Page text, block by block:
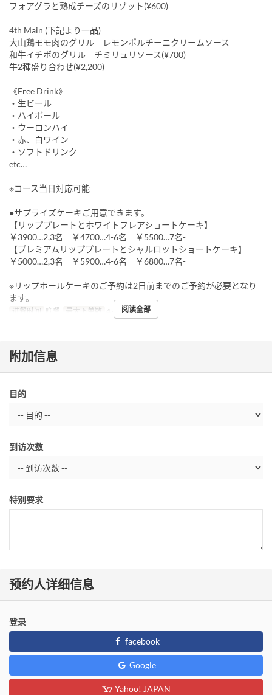
フォアグラと熟成チーズのリゾット(¥600)
4th Main (下記より一品)
大山鶏モモ肉のグリル レモンポルチーニクリームソース
和牛イチボのグリル チミリュリソース(¥700)
牛2種盛り合わせ(¥2,200)
《Free Drink》
・生ビール
・ハイボール
・ウーロンハイ
・赤、白ワイン
・ソフトドリンク
etc…
※コース当日対応可能
●サプライズケーキご用意できます。
【リッププレートとホワイトフレアショートケーキ】
￥3900…2,3名 ￥4700…4-6名 ￥5500…7名-
【プレミアムリッププレートとシャルロットショートケーキ】
￥5000…2,3名 ￥5900…4-6名 ￥6800…7名-
※リップホールケーキのご予約は2日前までのご予約が必要となり
ます。
进餐时间 晚餐 最大下单数 4 ~ 阅读全部
附加信息
目的
到访次数
特别要求
预约人详细信息
登录
facebook
Google
Yahoo! JAPAN